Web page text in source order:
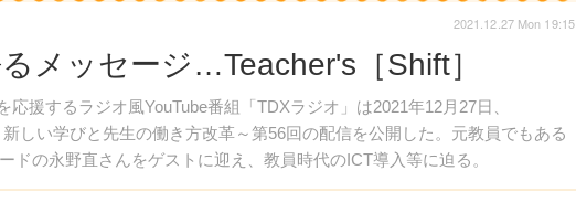
メッセージ…Teacher's［Shift］
援するラジオ風YouTube番組「TDXラジオ」は2021年12月27日、
新しい学びと先生の働き方改革～第56回の配信を公開した。元教員でもある
ドの永野直さんをゲストに迎え、教員時代のICT導入等に迫る。
2021.12.27 Mon 19:15